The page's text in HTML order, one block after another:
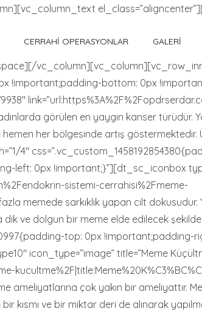
CERRAHI OPERASYONLAR GALERI
!important;padding-bottom: 0px
görülen en yaygın kanser türüdür.
hemen her bölgesinde artış
4″
0px !important;}”][dt_sc_iconbox
sistemi-cerrahisi%2Fmeme-
memede sarkıklık yapan cilt
dik ve dolgun bir meme elde edilecek
top: 0px !important;padding-
icon_type=”image” title=”Meme
çok yakın bir ameliyattır.
kısmı ve bir miktar deri de alınarak